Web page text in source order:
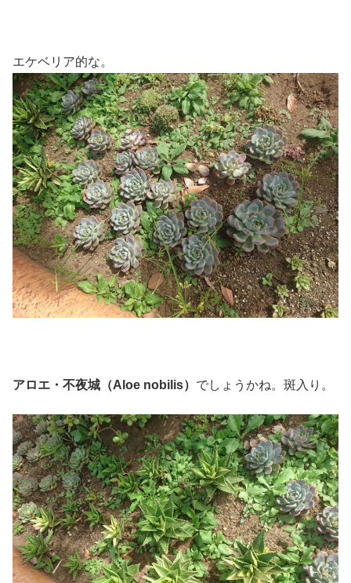
エケベリア的な。
アロエ・不夜城（Aloe nobilis） でしょうかね。斑入り。